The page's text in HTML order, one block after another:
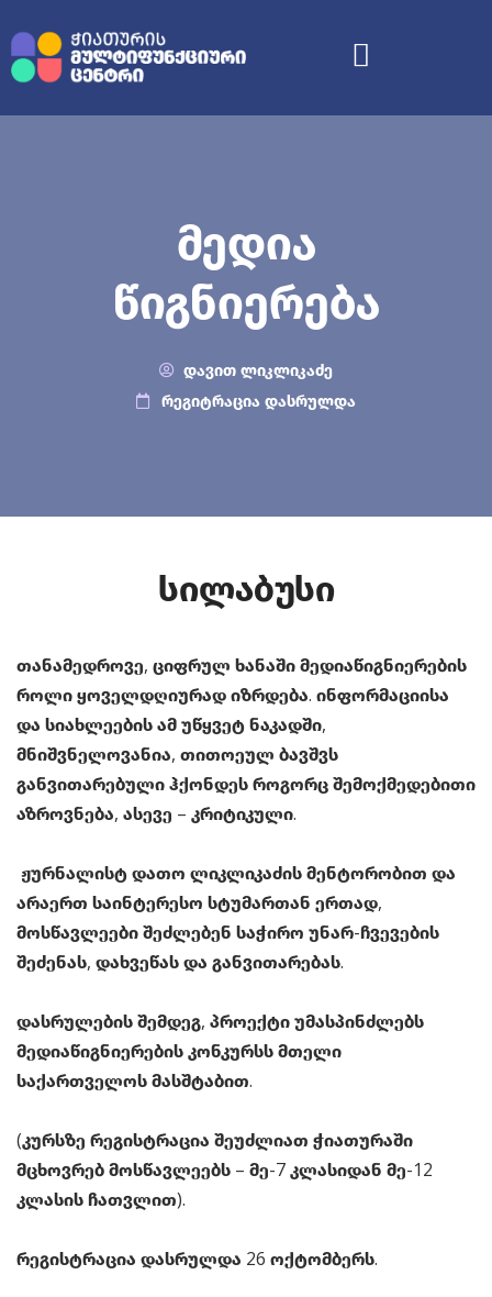
Მედია
Წიგნიერება
დავით ლიკლიკაძე
რეგიტრაცია დასრულდა
Სილაბუსი
თანამედროვე, ციფრულ ხანაში მედიაწიგნიერების
როლი ყოველდღიურად იზრდება. ინფორმაციისა
და სიახლეების ამ უწყვეტ ნაკადში,
მნიშვნელოვანია, თითოეულ ბავშვს
განვითარებული ჰქონდეს როგორც შემოქმედებითი
აზროვნება, ასევე – კრიტიკული.
ჟურნალისტ დათო ლიკლიკაძის მენტორობით და
არაერთ საინტერესო სტუმართან ერთად,
მოსწავლეები შეძლებენ საჭირო უნარ-ჩვევების
შეძენას, დახვეწას და განვითარებას.
დასრულების შემდეგ, პროექტი უმასპინძლებს
მედიაწიგნიერების კონკურსს მთელი
საქართველოს მასშტაბით.
(კურსზე რეგისტრაცია შეუძლიათ ჭიათურაში
მცხოვრებ მოსწავლეებს – მე-7 კლასიდან მე-12
კლასის ჩათვლით).
რეგისტრაცია დასრულდა 26 ოქტომბერს.